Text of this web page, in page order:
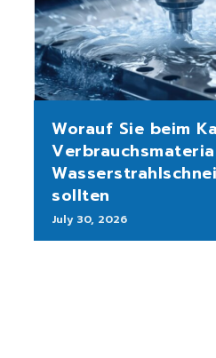
Worauf Sie beim
sollten
July 30, 2026